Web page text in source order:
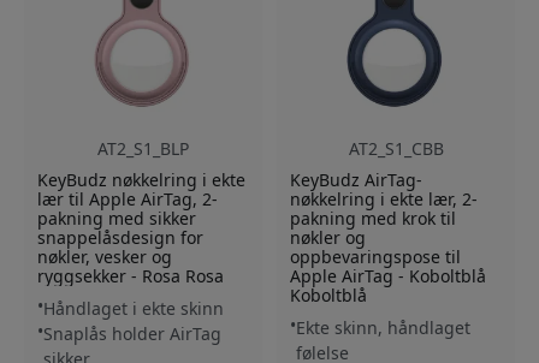
AT2_S1_BLP
KeyBudz nøkkelring i ekte
lær til Apple AirTag, 2-
pakning med sikker
snappelåsdesign for
nøkler, vesker og
ryggsekker - Rosa Rosa
Håndlaget i ekte skinn
Snaplås holder AirTag
sikker
AT2_S1_CBB
KeyBudz AirTag-
nøkkelring i ekte lær, 2-
pakning med krok til
nøkler og
oppbevaringspose til
Apple AirTag - Koboltblå
Koboltblå
Ekte skinn, håndlaget
følelse